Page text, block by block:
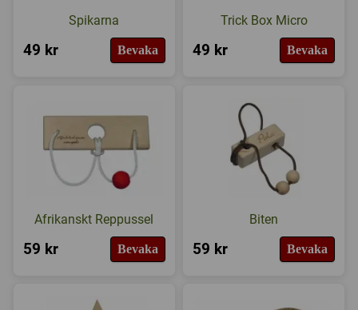
Spikarna
49 kr Bevaka
Trick Box Micro
49 kr Bevaka
Afrikanskt Reppussel
59 kr Bevaka
Biten
59 kr Bevaka